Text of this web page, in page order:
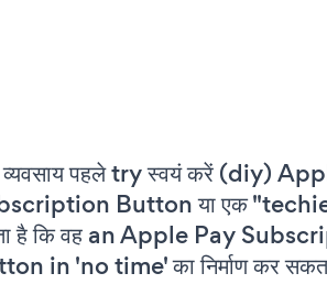
पहले try स्वयं करें (diy)
Button या एक "techie"
है कि वह an Apple Pay
in 'no time' का निर्माण कर